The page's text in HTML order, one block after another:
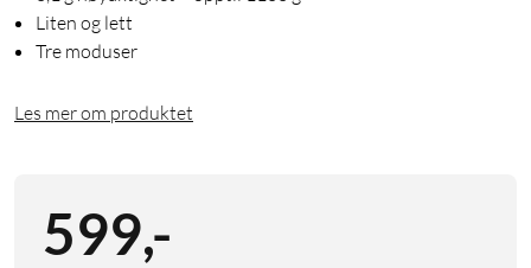
Liten og lett
Tre moduser
Les mer om produktet
599,-